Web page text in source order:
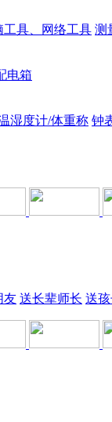
工具、网络工具 测
电箱
湿度计/体重称 钟
友 送长辈师长 送